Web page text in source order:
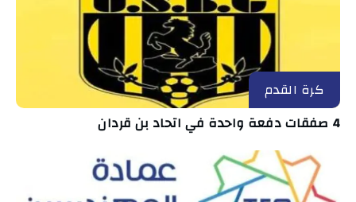
كرة القدم
4 صفقات دفعة واحدة في اتحاد بن قردان